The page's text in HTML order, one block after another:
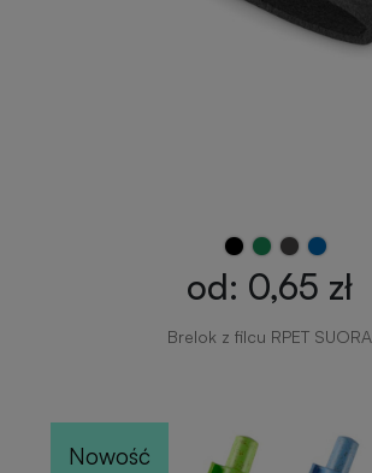
od: 0,65 zł
Brelok z filcu RPET SUORA
Nowość